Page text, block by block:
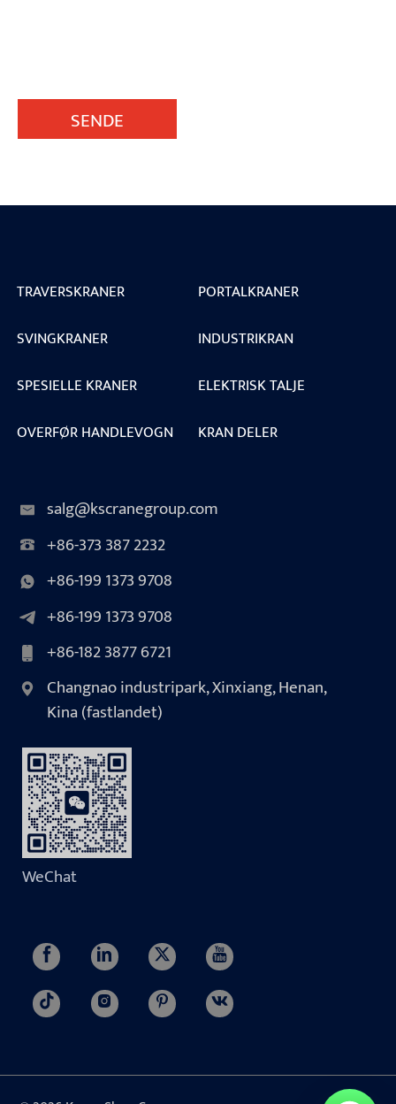
SENDE
TRAVERSKRANER
PORTALKRANER
SVINGKRANER
INDUSTRIKRAN
SPESIELLE KRANER
ELEKTRISK TALJE
OVERFØR HANDLEVOGN
KRAN DELER
salg@kscranegroup.com
+86-373 387 2232
+86-199 1373 9708
+86-199 1373 9708
+86-182 3877 6721
Changnao industripark, Xinxiang, Henan,
Kina (fastlandet)
WeChat